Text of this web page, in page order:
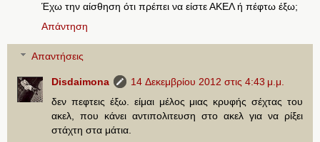
Έχω την αίσθηση ότι πρέπει να είστε ΑΚΕΛ ή πέφτω έξω;
Απάντηση
Απαντήσεις
Disdaimona
14 Δεκεμβρίου 2012 στις 4:43 μ.μ.
δεν πεφτεις έξω. είμαι μέλος μιας κρυφής σέχτας του
ακελ, που κάνει αντιπολιτευση στο ακελ για να ρίξει
στάχτη στα μάτια.